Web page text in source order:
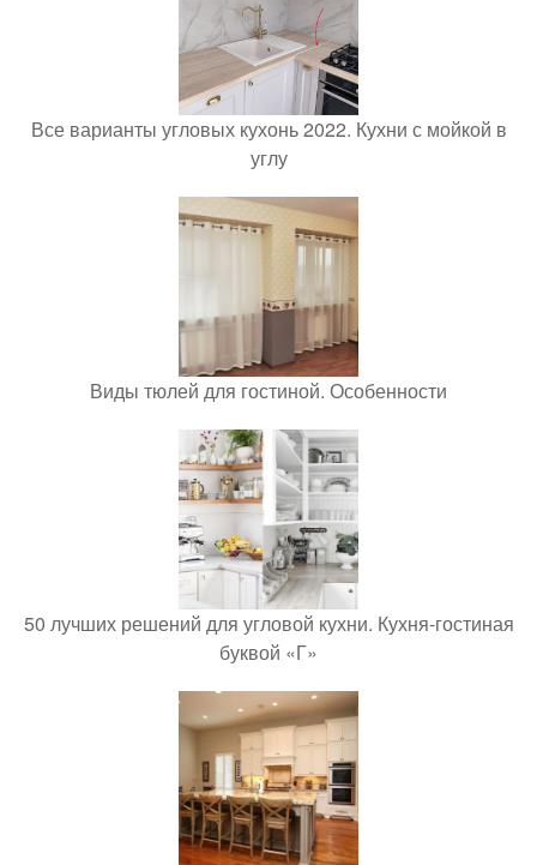
Все варианты угловых кухонь 2022. Кухни с мойкой в
углу
Виды тюлей для гостиной. Особенности
50 лучших решений для угловой кухни. Кухня-гостиная
буквой «Г»